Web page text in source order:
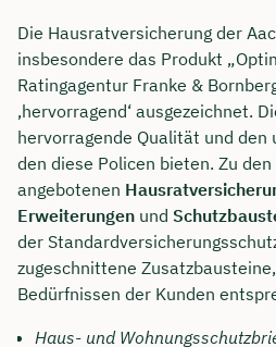
Die Hausratversicherung der
insbesondere das Produkt
Ratingagentur Franke &
‚hervorragend‘ ausgezeichnet.
hervorragende Qualität und den
den diese Policen bieten. Zu den
angebotenen
Erweiterungen und
der
zugeschnittene
Bedürfnissen der Kunden
Haus- und